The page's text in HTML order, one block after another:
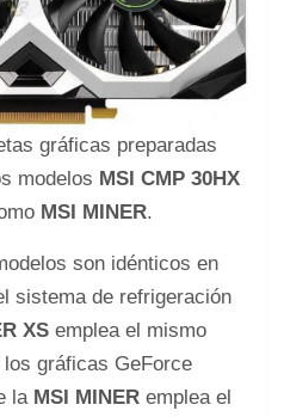
gráficas preparadas
modelos MSI CMP 30HX
MSI MINER.
son idénticos en
sistema de refrigeración
XS emplea el mismo
gráficas GeForce
la MSI MINER emplea el